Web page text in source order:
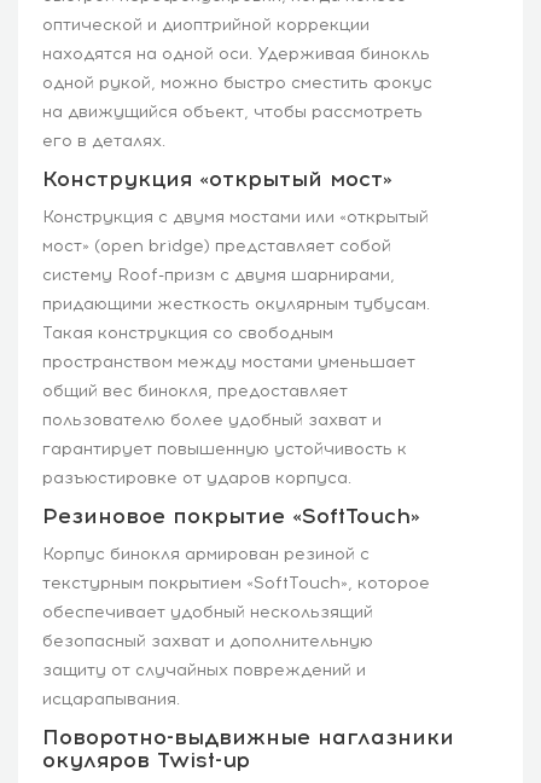
оптической и диоптрийной коррекции
находятся на одной оси. Удерживая бинокль
одной рукой, можно быстро сместить фокус
на движущийся объект, чтобы рассмотреть
его в деталях.
Конструкция «открытый мост»
Конструкция с двумя мостами или «открытый
мост» (open bridge) представляет собой
систему Roof-призм с двумя шарнирами,
придающими жесткость окулярным тубусам.
Такая конструкция со свободным
пространством между мостами уменьшает
общий вес бинокля, предоставляет
пользователю более удобный захват и
гарантирует повышенную устойчивость к
разъюстировке от ударов корпуса.
Резиновое покрытие «SoftTouch»
Корпус бинокля армирован резиной с
текстурным покрытием «SoftTouch», которое
обеспечивает удобный нескользящий
безопасный захват и дополнительную
защиту от случайных повреждений и
исцарапывания.
Поворотно-выдвижные наглазники
окуляров Twist-up